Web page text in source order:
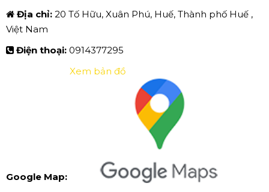
Địa chỉ: 20 Tố Hữu, Xuân Phú, Huế, Thành phố Huế ,
Việt Nam
Điện thoại: 0914377295
Google Map:
Xem bản đồ